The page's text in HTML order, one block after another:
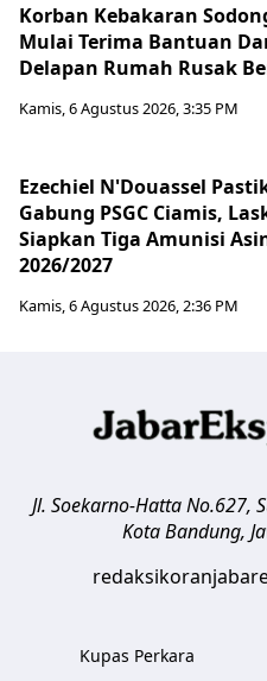
Korban Kebakaran
Mulai Terima Bantuan
Delapan Rumah Rusak
Kamis, 6 Agustus 2026, 3:35 PM
Ezechiel N'Douassel
Gabung PSGC Ciamis,
Siapkan Tiga Amunisi
2026/2027
Kamis, 6 Agustus 2026, 2:36 PM
Jl. Soekarno-Hatta No.627,
Kota Bandung,
Kupas Perkara